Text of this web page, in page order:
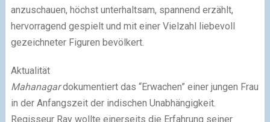
anzuschauen, höchst unterhaltsam, spannend erzählt,
hervorragend gespielt und mit einer Vielzahl liebevoll
gezeichneter Figuren bevölkert.
Aktualität
Mahanagardokumentiert das “Erwachen” einer jungen Frau
in der Anfangszeit der indischen Unabhängigkeit.
Regisseur Ray wollte einerseits die Erfahrung seiner